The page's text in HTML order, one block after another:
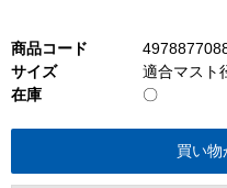
商品コード
サイズ
適合マス
在庫
〇